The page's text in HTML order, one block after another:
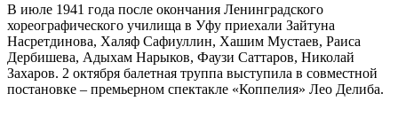
В июле 1941 года после окончания Ленинградского
хореографического училища в Уфу приехали Зайтуна
Насретдинова, Халяф Сафиуллин, Хашим Мустаев, Раиса
Дербишева, Адыхам Нарыков, Фаузи Саттаров, Николай
Захаров. 2 октября балетная труппа выступила в совместной
постановке – премьерном спектакле «Коппелия» Лео Делиба.